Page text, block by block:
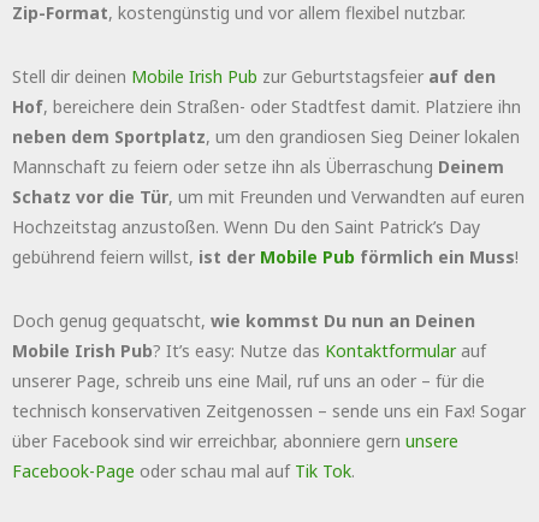
Zip-Format, kostengünstig und vor allem flexibel nutzbar.
Stell dir deinen Mobile Irish Pub zur Geburtstagsfeier auf den
Hof, bereichere dein Straßen- oder Stadtfest damit. Platziere ihn
neben dem Sportplatz, um den grandiosen Sieg Deiner lokalen
Mannschaft zu feiern oder setze ihn als Überraschung Deinem
Schatz vor die Tür, um mit Freunden und Verwandten auf euren
Hochzeitstag anzustoßen. Wenn Du den Saint Patrick’s Day
gebührend feiern willst, ist der Mobile Pub förmlich ein Muss!
Doch genug gequatscht, wie kommst Du nun an Deinen
Mobile Irish Pub? It’s easy: Nutze das Kontaktformularauf
unserer Page, schreib uns eine Mail, ruf uns an oder – für die
technisch konservativen Zeitgenossen – sende uns ein Fax! Sogar
über Facebook sind wir erreichbar, abonniere gern unsere
Facebook-Page oder schau mal auf Tik Tok.